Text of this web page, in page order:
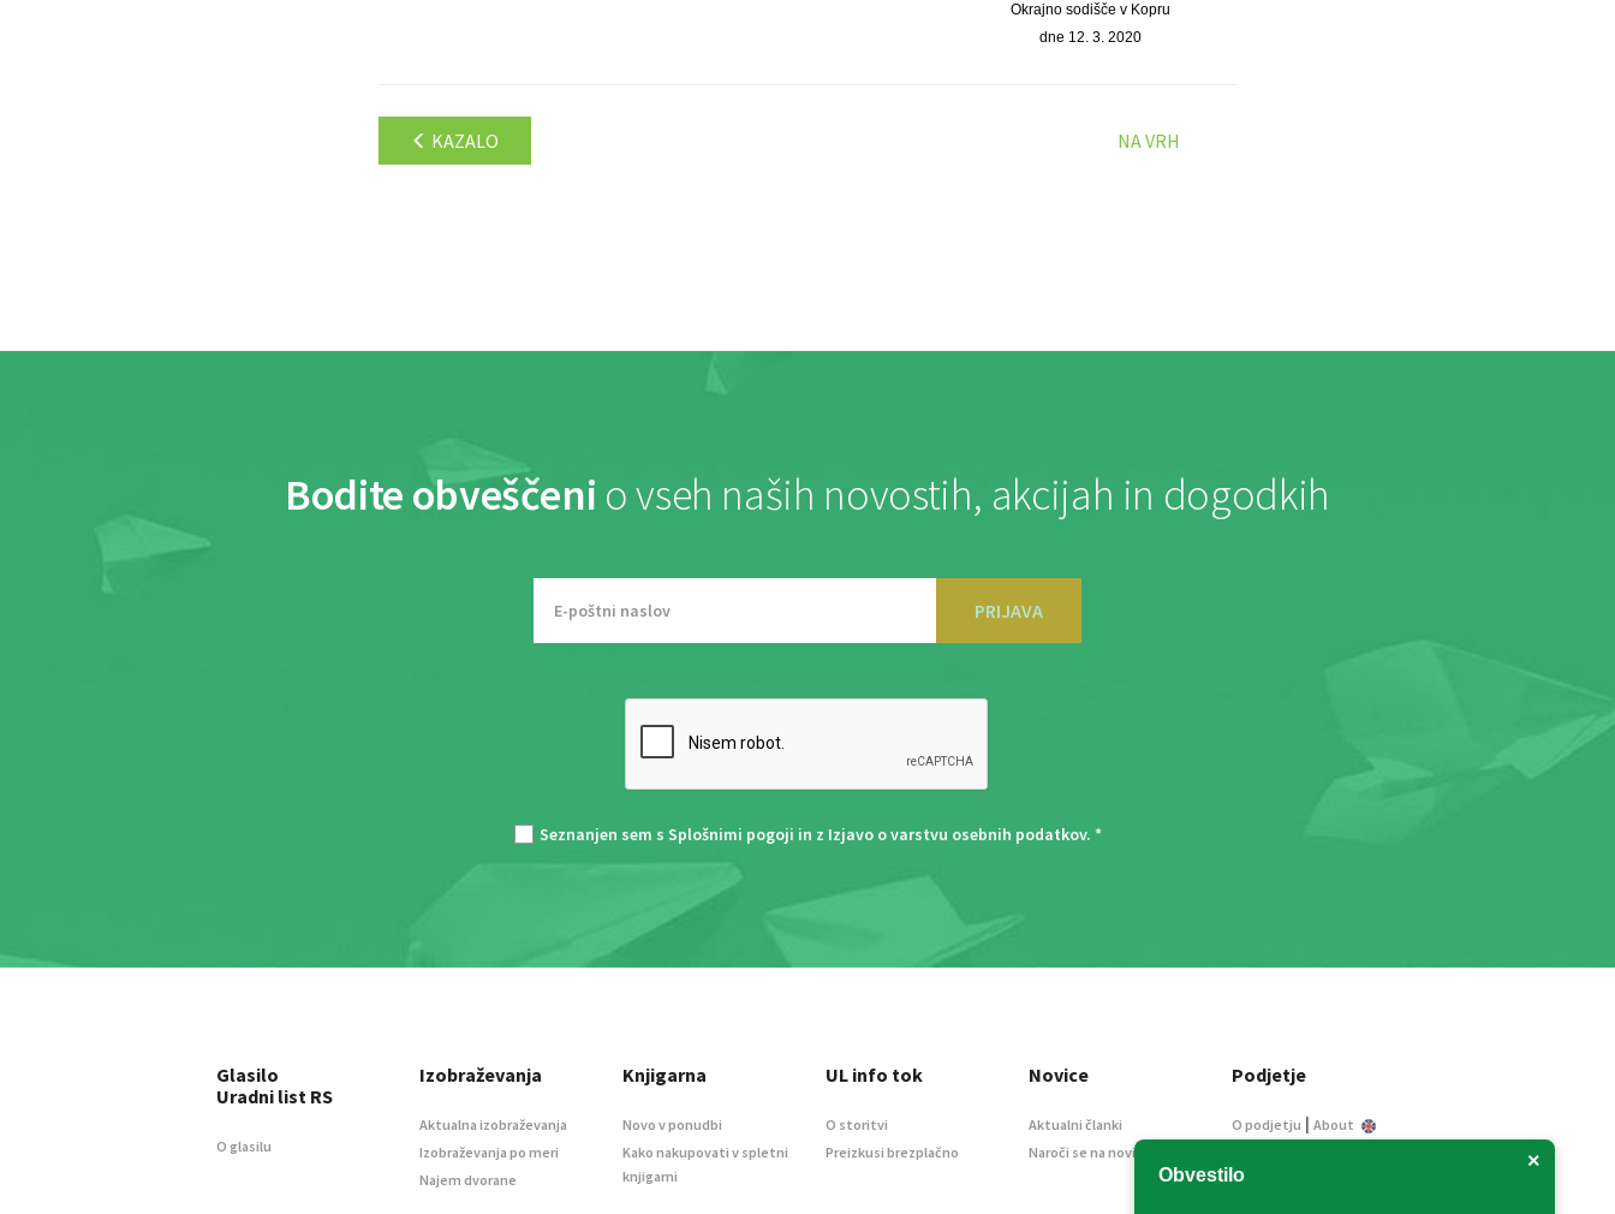
Okrajno sodišče v Kopru
dne 12. 3. 2020
KAZALO NA VRH
Bodite obveščeni o vseh naših novostih, akcijah in dogodkih
PRIJAVA
Seznanjen sem s Splošnimi pogoji in z Izjavo o varstvu osebnih podatkov. *
×
Obvestilo
Glasilo
Uradni list RS
O glasilu
Izobraževanja
Aktualna izobraževanja
Izobraževanja po meri
Najem dvorane
Knjigarna
Novo v ponudbi
Kako nakupovati v spletni
knjigarni
UL info tok
O storitvi
Preizkusi brezplačno
Novice
Aktualni članki
Naroči se na novice
Podjetje
O podjetju | About
Informacije javnega